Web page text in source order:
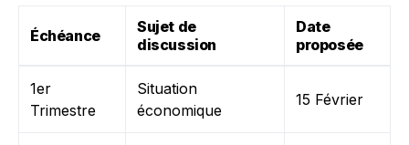
Échéance
Sujet de
discussion
Date
proposée
1er
Trimestre
Situation
économique
15 Février